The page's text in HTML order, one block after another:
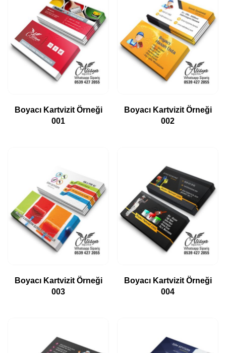
Boyacı Kartvizit Örneği
001
Boyacı Kartvizit Örneği
002
Boyacı Kartvizit Örneği
003
Boyacı Kartvizit Örneği
004